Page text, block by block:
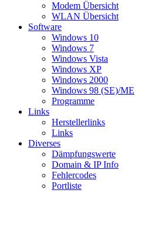
Modem Übersicht
WLAN Übersicht
Software
Windows 10
Windows 7
Windows Vista
Windows XP
Windows 2000
Windows 98 (SE)/ME
Programme
Links
Herstellerlinks
Links
Diverses
Dämpfungswerte
Domain & IP Info
Fehlercodes
Portliste